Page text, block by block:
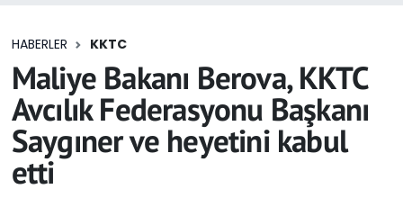
HABERLER KKTC
Maliye Bakanı Berova, KKTC
Avcılık Federasyonu Başkanı
Saygıner ve heyetini kabul
etti
Eğitim
Ekonomi
Foto Galeri
GEZİ
Tüm Manşetler
Son Dakika Haberleri
Haber Arşivi